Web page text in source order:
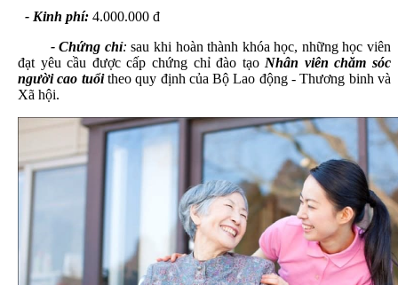
- Kinh phí: 4.000.000 đ
- Chứng chỉ: sau khi hoàn thành khóa học, những học viên
đạt yêu cầu được cấp chứng chỉđào tạo Nhân viên chăm sóc
người cao tuổitheo quy định của Bộ Lao động - Thương binh và
Xã hội.